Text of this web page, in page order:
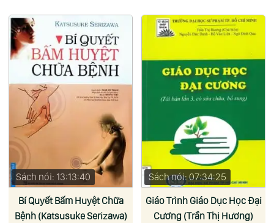
Sách nói: 13:13:40
Bí Quyết Bấm Huyệt Chữa
Bệnh (Katsusuke Serizawa)
Sách nói: 07:34:25
Giáo Trình Giáo Dục Học Đại
Cương (Trần Thị Hương)